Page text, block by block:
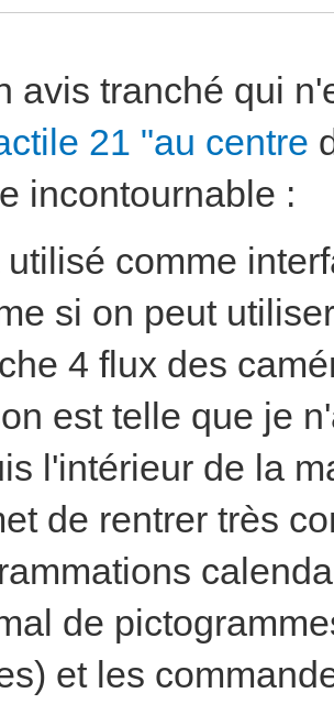
avis tranché qui
21 "au centre
incontournable :
utilisé comme
si on peut
4 flux des
est telle que je
l'intérieur de la
de rentrer très
de
et les